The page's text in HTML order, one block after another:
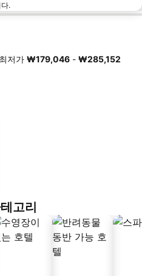
.
최저가 ‎₩179,046 - ‎₩285,152
고리